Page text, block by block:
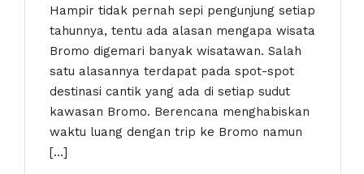
Hampir tidak pernah sepi pengunjung setiap
tahunnya, tentu ada alasan mengapa wisata
Bromo digemari banyak wisatawan. Salah
satu alasannya terdapat pada spot-spot
destinasi cantik yang ada di setiap sudut
kawasan Bromo. Berencana menghabiskan
waktu luang dengan trip ke Bromo namun
[…]